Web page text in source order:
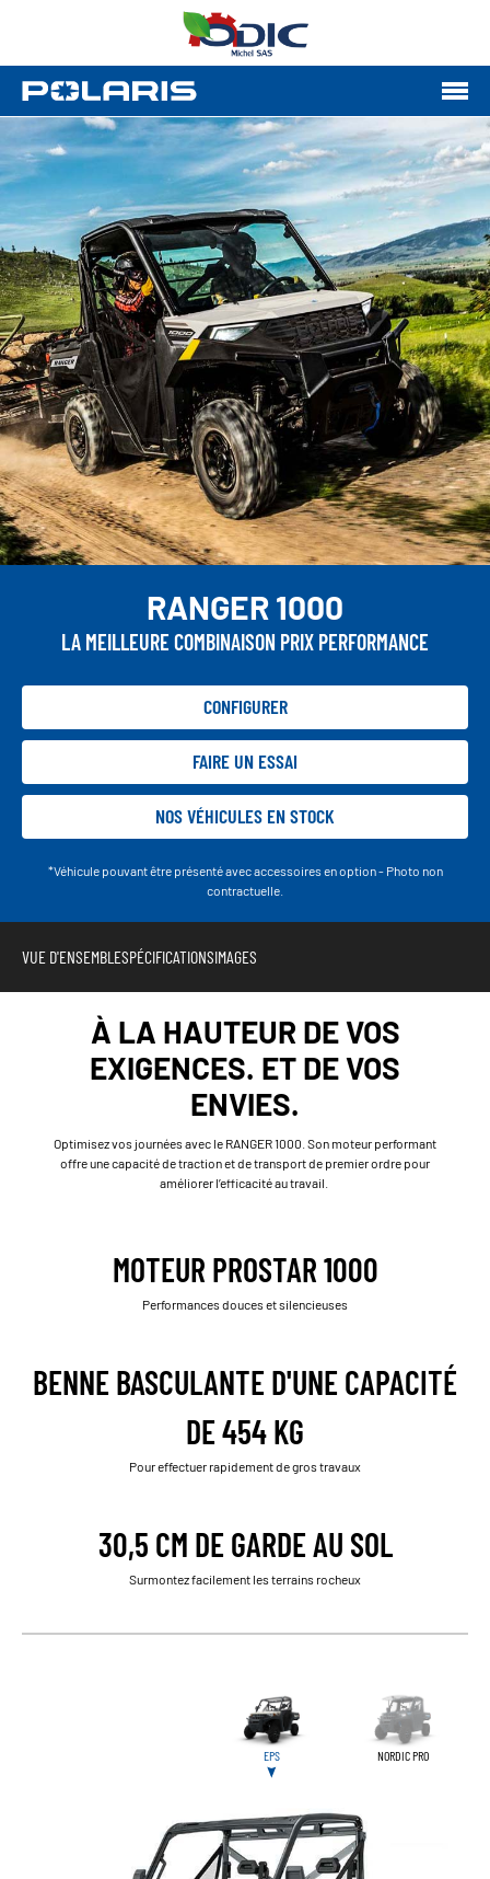
RANGER 1000
LA MEILLEURE COMBINAISON PRIX PERFORMANCE
CONFIGURER
FAIRE UN ESSAI
NOS VÉHICULES EN STOCK
*Véhicule pouvant être présenté avec accessoires en option - Photo non
contractuelle.
VUE D'ENSEMBLESPÉCIFICATIONSIMAGES
À LA HAUTEUR DE VOS
EXIGENCES. ET DE VOS
ENVIES.
Optimisez vos journées avec le RANGER 1000. Son moteur performant
offre une capacité de traction et de transport de premier ordre pour
améliorer l’efficacité au travail.
MOTEUR PROSTAR 1000
Performances douces et silencieuses
BENNE BASCULANTE D'UNE CAPACITÉ
DE 454 KG
Pour effectuer rapidement de gros travaux
30,5 CM DE GARDE AU SOL
Surmontez facilement les terrains rocheux
EPS NORDIC PRO